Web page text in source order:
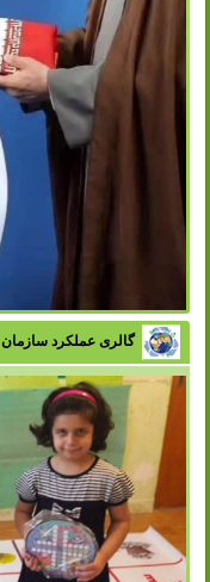
گالری عملکرد سازمان